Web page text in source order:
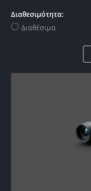
Διαθεσιμότητα:
Διαθέσιμα